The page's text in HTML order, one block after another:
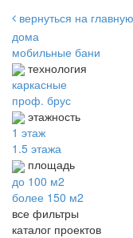
вернуться на главную
дома
мобильные бани
технология
каркасные
проф. брус
этажность
1 этаж
1.5 этажа
площадь
до 100 м2
более 150 м2
все фильтры
каталог проектов